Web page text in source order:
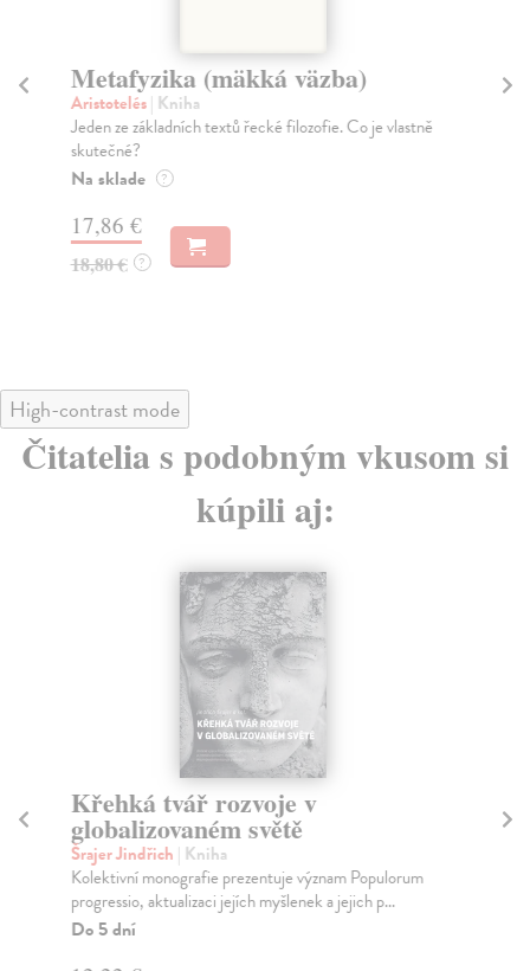
Metafyzika (mäkká väzba)
Aristotelés| Kniha
Jeden ze základních textů řecké filozofie. Co je vlastně
skutečné?
Na sklade ?
17,86 €
18,80 € ?
High-contrast mode
Čitatelia s podobným vkusom si
kúpili aj:
Křehká tvář rozvoje v
globalizovaném světě
Šrajer Jindřich | Kniha
Kolektivní monografie prezentuje význam Populorum
progressio, aktualizaci jejích myšlenek a jejich p...
Do 5 dní